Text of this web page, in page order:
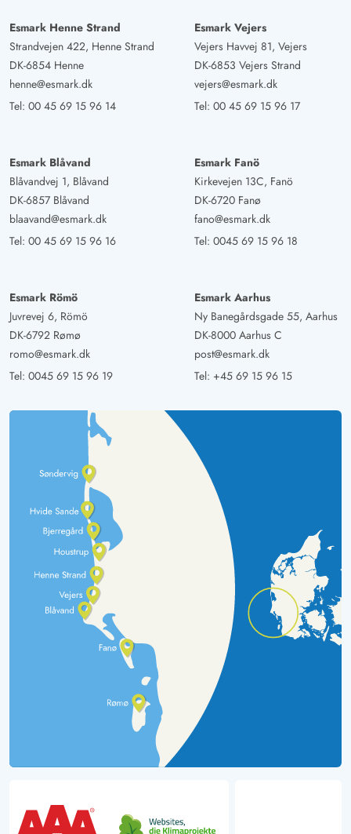
Esmark Henne Strand
Strandvejen 422, Henne Strand
DK-6854 Henne
henne@esmark.dk
Tel: 00 45 69 15 96 14
Esmark Vejers
Vejers Havvej 81, Vejers
DK-6853 Vejers Strand
vejers@esmark.dk
Tel: 00 45 69 15 96 17
Esmark Blåvand
Blåvandvej 1, Blåvand
DK-6857 Blåvand
blaavand@esmark.dk
Tel: 00 45 69 15 96 16
Esmark Fanö
Kirkevejen 13C, Fanö
DK-6720 Fanø
fano@esmark.dk
Tel: 0045 69 15 96 18
Esmark Römö
Juvrevej 6, Römö
DK-6792 Rømø
romo@esmark.dk
Tel: 0045 69 15 96 19
Esmark Aarhus
Ny Banegårdsgade 55, Aarhus
DK-8000 Aarhus C
post@esmark.dk
Tel: +45 69 15 96 15